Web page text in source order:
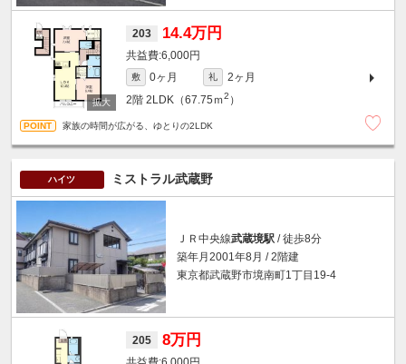
203 14.4万円
6,000円
敷 0ヶ月 礼
2ヶ月
2階 2LDK（67.75ｍ2 ）
家族の時間が広がる、ゆとりの2LDK
ハイツ ミストラル武蔵野
ＪＲ中央線武蔵境駅 / 徒歩8分
築年月2001年8月 / 2階建
東京都武蔵野市境南町1丁目19-4
205 8万円